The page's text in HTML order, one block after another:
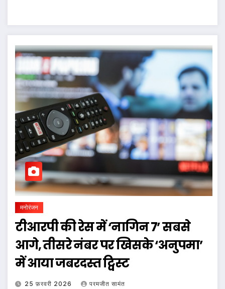
मनोरंजन
टीआरपी की रेस में ‘नागिन 7’ सबसे
आगे, तीसरे नंबर पर खिसके ‘अनुपमा’
में आया जबरदस्त ट्विस्ट
25 फ़रवरी 2026 परमजीत सामंत